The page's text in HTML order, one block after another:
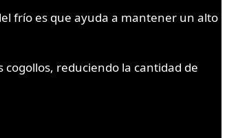
frío es que ayuda a mantener un alto
reduciendo la cantidad de